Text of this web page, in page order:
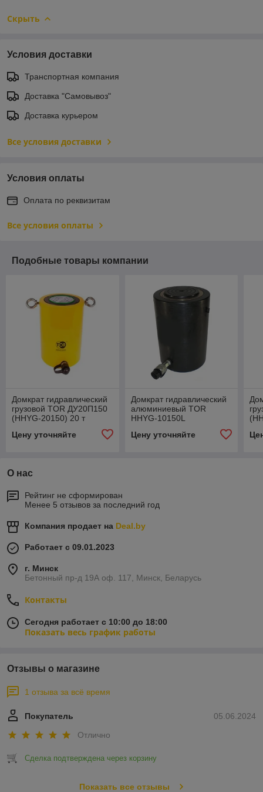
Скрыть
Условия доставки
Транспортная компания
Доставка "Самовывоз"
Доставка курьером
Все условия доставки
Условия оплаты
Оплата по реквизитам
Все условия оплаты
Подобные товары компании
Домкрат гидравлический
грузовой TOR ДУ20П150
(HHYG-20150) 20 т
Цену уточняйте
Домкрат гидравлический
алюминиевый TOR
HHYG-10150L
Цену уточняйте
О нас
Рейтинг не сформирован
Менее 5 отзывов за последний год
Компания продает на Deal.by
Работает с 09.01.2023
г. Минск
Бетонный пр-д 19А оф. 117, Минск, Беларусь
Контакты
Сегодня работает с 10:00 до 18:00
Показать весь график работы
Отзывы о магазине
1 отзыва за всё время
05.06.2024
Покупатель
Отлично
Сделка подтверждена через корзину
Показать все отзывы